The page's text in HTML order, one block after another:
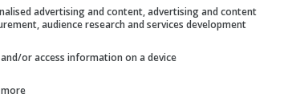
advertising and content, advertising and content
audience research and services development
or access information on a device